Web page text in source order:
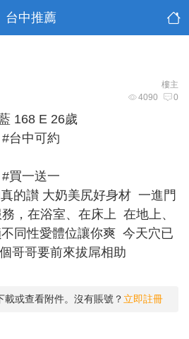
台中推薦
樓主
4090 0
168 E 26歲
#台中可約
#買一送一
的讃 大奶美尻好身材 一進門
，在浴室、在床上 在地上、
同性愛體位讓你爽 今天穴已
哥哥要前來拔屌相助
載或查看附件。沒有賬號？ 立即註冊